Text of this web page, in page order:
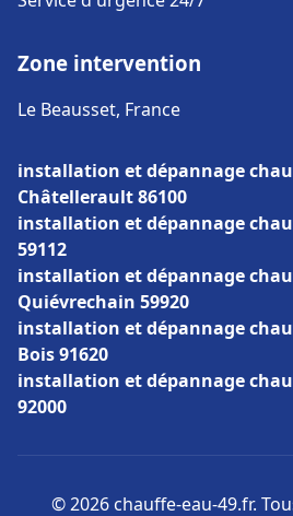
Zone intervention
Le Beausset, France
installation et dépannage
Châtellerault 86100
installation et dépannage
59112
installation et dépannage
Quiévrechain 59920
installation et dépannage
Bois 91620
installation et dépannage
92000
© 2026 chauffe-eau-49.fr.